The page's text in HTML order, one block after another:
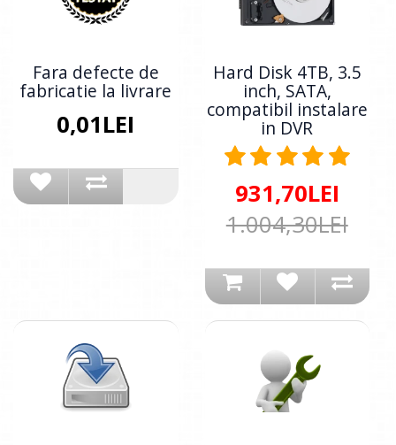
Fara defecte de
fabricatie la livrare
0,01LEI
Hard Disk 4TB, 3.5
inch, SATA,
compatibil instalare
in DVR
931,70LEI
1.004,30LEI